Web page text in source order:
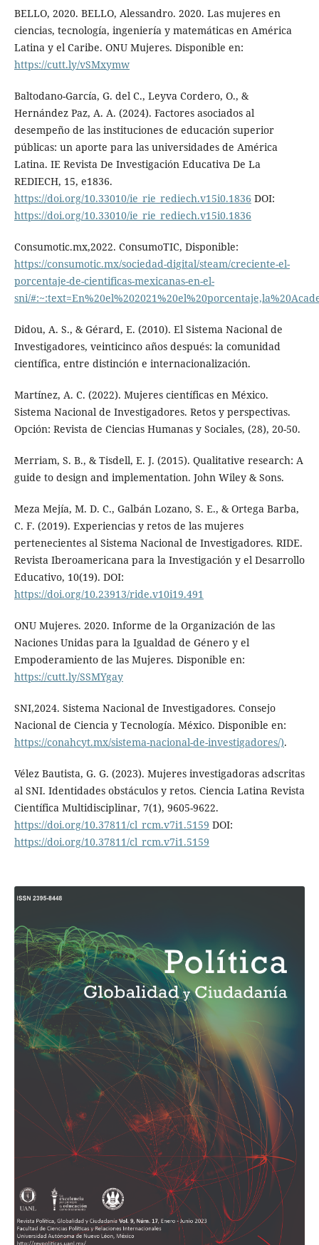
BELLO, 2020. BELLO, Alessandro. 2020. Las mujeres en
ciencias, tecnología, ingeniería y matemáticas en América
Latina y el Caribe. ONU Mujeres. Disponible en:
https://cutt.ly/vSMxymw
Baltodano-García, G. del C., Leyva Cordero, O., &
Hernández Paz, A. A. (2024). Factores asociados al
desempeño de las instituciones de educación superior
públicas: un aporte para las universidades de América
Latina. IE Revista De Investigación Educativa De La
REDIECH, 15, e1836.
https://doi.org/10.33010/ie_rie_rediech.v15i0.1836 DOI:
https://doi.org/10.33010/ie_rie_rediech.v15i0.1836
Consumotic.mx,2022. ConsumoTIC, Disponible:
https://consumotic.mx/sociedad-digital/steam/creciente-el-
porcentaje-de-cientificas-mexicanas-en-el-
sni/
Didou, A. S., & Gérard, E. (2010). El Sistema Nacional de
Investigadores, veinticinco años después: la comunidad
científica, entre distinción e internacionalización.
Martínez, A. C. (2022). Mujeres científicas en México.
Sistema Nacional de Investigadores. Retos y perspectivas.
Opción: Revista de Ciencias Humanas y Sociales, (28), 20-50.
Merriam, S. B., & Tisdell, E. J. (2015). Qualitative research: A
guide to design and implementation. John Wiley & Sons.
Meza Mejía, M. D. C., Galbán Lozano, S. E., & Ortega Barba,
C. F. (2019). Experiencias y retos de las mujeres
pertenecientes al Sistema Nacional de Investigadores. RIDE.
Revista Iberoamericana para la Investigación y el Desarrollo
Educativo, 10(19). DOI:
https://doi.org/10.23913/ride.v10i19.491
ONU Mujeres. 2020. Informe de la Organización de las
Naciones Unidas para la Igualdad de Género y el
Empoderamiento de las Mujeres. Disponible en:
https://cutt.ly/SSMYgay
SNI,2024. Sistema Nacional de Investigadores. Consejo
Nacional de Ciencia y Tecnología. México. Disponible en:
https://conahcyt.mx/sistema-nacional-de-investigadores/).
Vélez Bautista, G. G. (2023). Mujeres investigadoras adscritas
al SNI. Identidades obstáculos y retos. Ciencia Latina Revista
Científica Multidisciplinar, 7(1), 9605-9622.
https://doi.org/10.37811/cl_rcm.v7i1.5159 DOI:
https://doi.org/10.37811/cl_rcm.v7i1.5159